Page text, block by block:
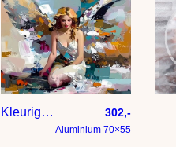
Kleurig kunstwerk engel 302,-
Aluminium 70×55